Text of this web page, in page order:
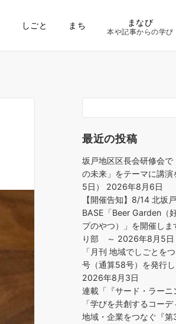
しごと まち まなび
本や記事からの学び
最近の投稿
坂戸地区区長会研修会
の未来」をテーマに講
5日）
2026年8月6日
【開催告知】8/14 北坂
BASE「Beer Garden（
プのやつ）」を開催し
り部 ～ 2026年8月5日
「月刊 地域でしごとを
号（通算58号）を発行
2026年8月3日
連載「『サード・ラーニ
「学びを共創するコー
地域・企業をつなぐ『